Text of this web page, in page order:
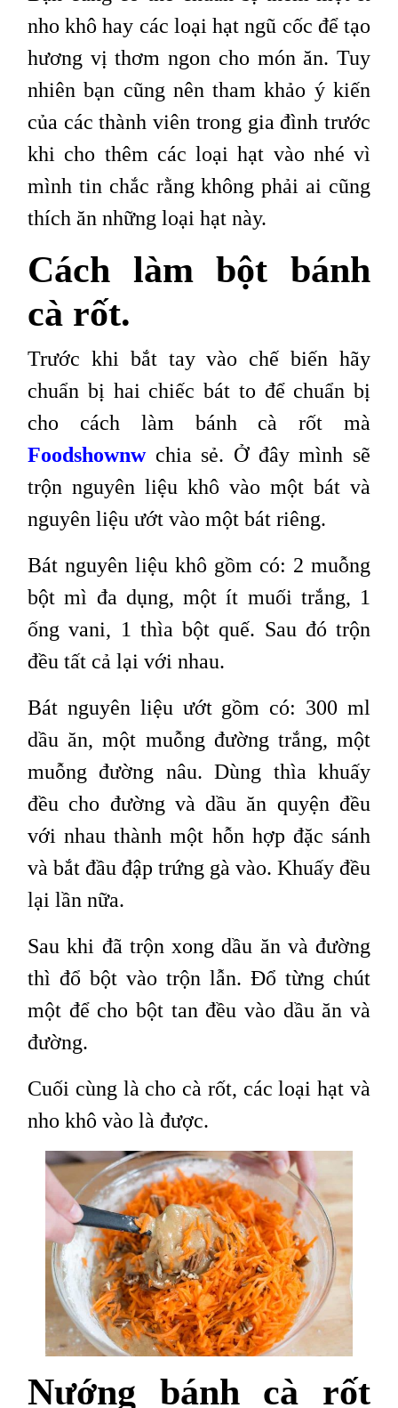
nho khô hay các loại hạt ngũ cốc để tạo
hương vị thơm ngon cho món ăn. Tuy
nhiên bạn cũng nên tham khảo ý kiến
của các thành viên trong gia đình trước
khi cho thêm các loại hạt vào nhé vì
mình tin chắc rằng không phải ai cũng
thích ăn những loại hạt này.
Cách làm bột bánh
cà rốt.
Trước khi bắt tay vào chế biến hãy
chuẩn bị hai chiếc bát to để chuẩn bị
cho cách làm bánh cà rốt mà
Foodshownwchia sẻ. Ở đây mình sẽ
trộn nguyên liệu khô vào một bát và
nguyên liệu ướt vào một bát riêng.
Bát nguyên liệu khô gồm có: 2 muỗng
bột mì đa dụng, một ít muối trắng, 1
ống vani, 1 thìa bột quế. Sau đó trộn
đều tất cả lại với nhau.
Bát nguyên liệu ướt gồm có: 300 ml
dầu ăn, một muỗng đường trắng, một
muỗng đường nâu. Dùng thìa khuấy
đều cho đường và dầu ăn quyện đều
với nhau thành một hỗn hợp đặc sánh
và bắt đầu đập trứng gà vào. Khuấy đều
lại lần nữa.
Sau khi đã trộn xong dầu ăn và đường
thì đổ bột vào trộn lẫn. Đổ từng chút
một để cho bột tan đều vào dầu ăn và
đường.
Cuối cùng là cho cà rốt, các loại hạt và
nho khô vào là được.
Nướng bánh cà rốt